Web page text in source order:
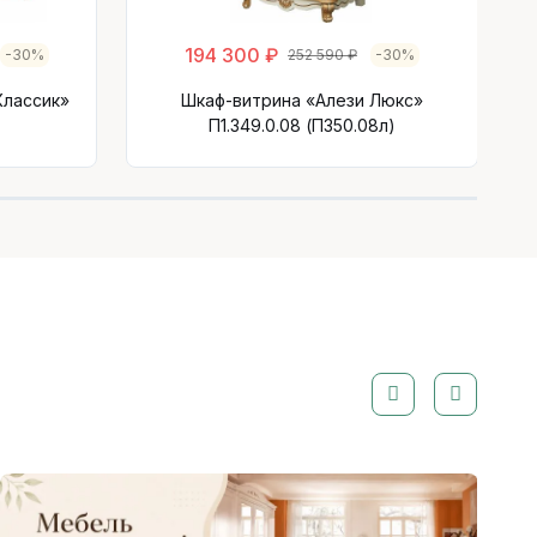
-30% 194 300 ₽ 252 590 ₽ -30%
Шкаф-витрина «Алези Люкс»
П1.349.0.08 (П350.08л)